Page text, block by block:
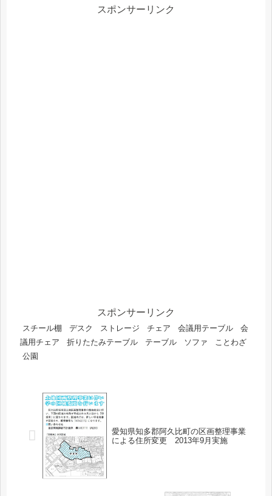
スポンサーリンク
スポンサーリンク
スチール棚 デスク ストレージ チェア 会議用テーブル
会
議用チェア
折りたたみテーブル テーブル ソファ
ことわざ
公園
愛知県知多郡阿久比町の区画整理事業
による住所変更 2013年9月実施